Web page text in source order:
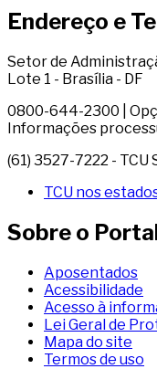
Endereço e
Setor de
Lote 1 - Brasília - DF
0800-644-2300 |
Informações
(61) 3527-7222 - TCU
TCU nos
Sobre o
Aposentados
Acessibilidade
Acesso à
Lei Geral de
Mapa do site
Termos de uso